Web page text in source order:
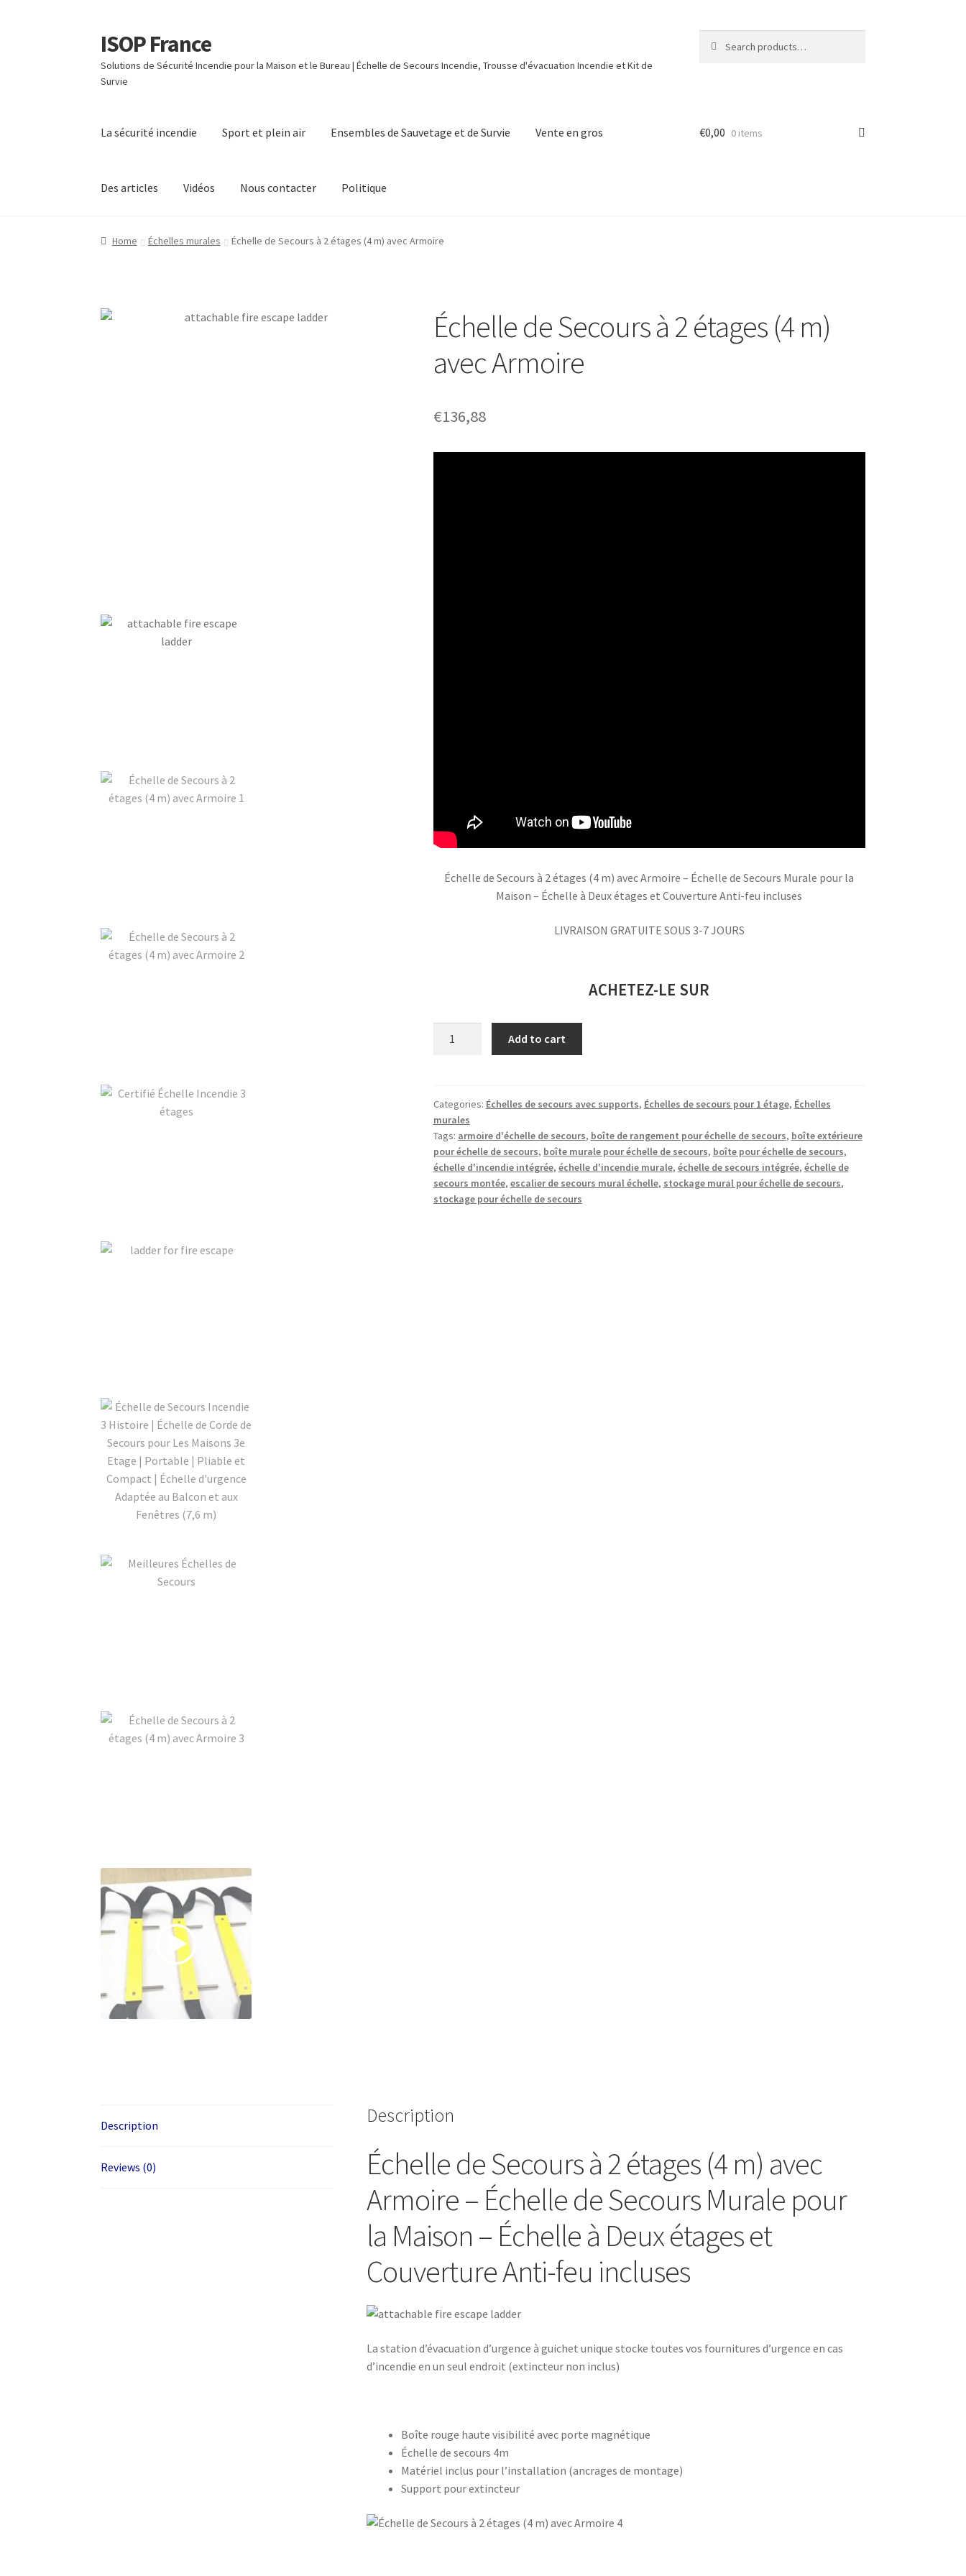
Skip
to
navigation
Skip
to
content
ISOP France
Solutions de Sécurité Incendie pour la Maison et le Bureau | Échelle de Secours Incendie, Trousse d'évacuation Incendie et Kit de
Survie
for:
La sécurité incendie Sport et plein air Ensembles de Sauvetage et de Survie Vente en gros
Des articles Vidéos Nous contacter Politique
€0,00 0 items
Home Échelles murales Échelle de Secours à 2 étages (4 m) avec Armoire
Échelle de Secours à 2 étages (4 m)
avec Armoire
€136,88
Échelle de Secours à 2 étages (4 m) avec Armoire – Échelle de Secours Murale pour la
Maison – Échelle à Deux étages et Couverture Anti-feu incluses
LIVRAISON GRATUITE SOUS 3-7 JOURS
ACHETEZ-LE SUR
2
étages
(4
m)
avec
Armoire
Add to cart
Categories: Échelles de secours avec supports, Échelles de secours pour 1 étage, Échelles
murales
Tags: armoire d'échelle de secours, boîte de rangement pour échelle de secours, boîte extérieure
pour échelle de secours, boîte murale pour échelle de secours, boîte pour échelle de secours,
échelle d'incendie intégrée, échelle d'incendie murale, échelle de secours intégrée, échelle de
secours montée, escalier de secours mural échelle, stockage mural pour échelle de secours,
stockage pour échelle de secours
Description
Reviews (0)
Description
Échelle de Secours à 2 étages (4 m) avec
Armoire – Échelle de Secours Murale pour
la Maison – Échelle à Deux étages et
Couverture Anti-feu incluses
La station d’évacuation d’urgence à guichet unique stocke toutes vos fournitures d’urgence en cas
d’incendie en un seul endroit (extincteur non inclus)
Boîte rouge haute visibilité avec porte magnétique
Échelle de secours 4m
Matériel inclus pour l’installation (ancrages de montage)
Support pour extincteur